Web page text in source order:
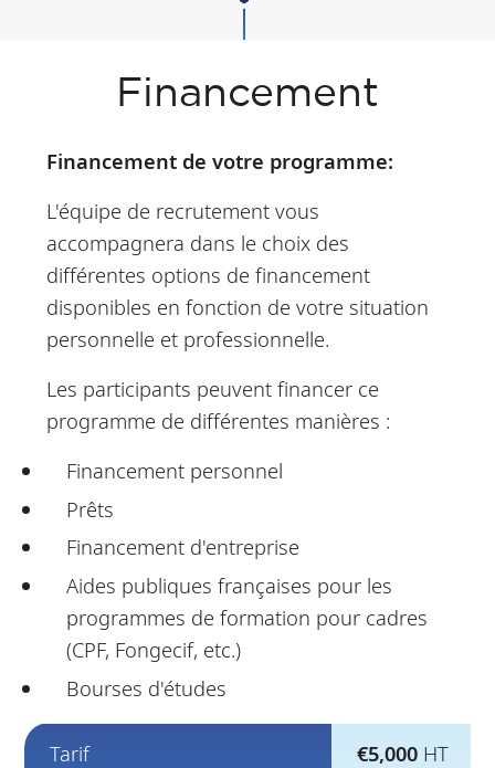
Financement
Financement de votre programme:
L'équipe de recrutement vous
accompagnera dans le choix des
différentes options de financement
disponibles en fonction de votre situation
personnelle et professionnelle.
Les participants peuvent financer ce
programme de différentes manières :
Financement personnel
Prêts
Financement d'entreprise
Aides publiques françaises pour les
programmes de formation pour cadres
(CPF, Fongecif, etc.)
Bourses d'études
Tarif €5,000 HT